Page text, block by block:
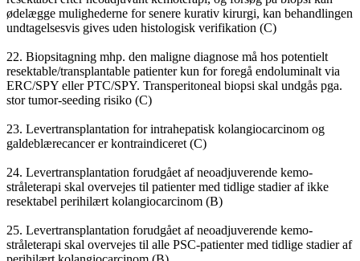
ødelægge mulighederne for senere kurativ kirurgi, kan behandlingen
undtagelsesvis gives uden histologisk verifikation (C)
22. Biopsitagning mhp. den maligne diagnose må hos potentielt
resektable/transplantable patienter kun for foregå endoluminalt via
ERC/SPY eller PTC/SPY. Transperitoneal biopsi skal undgås pga.
stor tumor-seeding risiko (C)
23. Levertransplantation for intrahepatisk kolangiocarcinom og
galdeblærecancer er kontraindiceret (C)
24. Levertransplantation forudgået af neoadjuverende kemo-
stråleterapi skal overvejes til patienter med tidlige stadier af ikke
resektabel perihilært kolangiocarcinom (B)
25. Levertransplantation forudgået af neoadjuverende kemo-
stråleterapi skal overvejes til alle PSC-patienter med tidlige stadier af